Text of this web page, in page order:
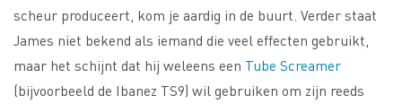
scheur produceert, kom je aardig in de buurt. Verder staat
James niet bekend als iemand die veel effecten gebruikt,
maar het schijnt dat hij weleens een Tube Screamer
(bijvoorbeeld de Ibanez TS9) wil gebruiken om zijn reeds